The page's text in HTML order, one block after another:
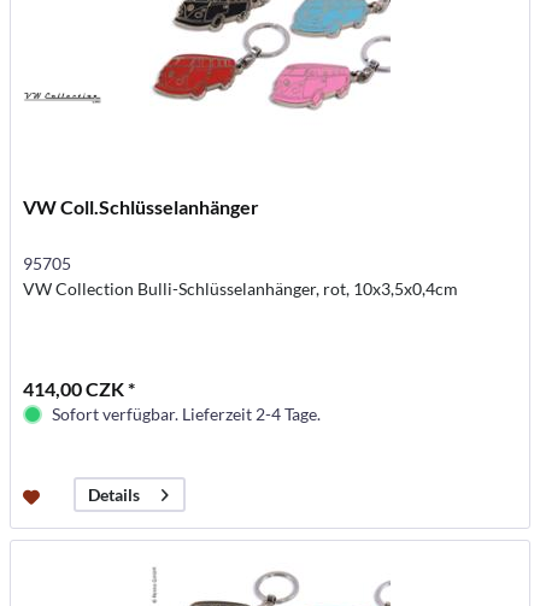
VW Coll.Schlüsselanhänger
95705
VW Collection Bulli-Schlüsselanhänger, rot, 10x3,5x0,4cm
414,00 CZK *
Sofort verfügbar. Lieferzeit 2-4 Tage.
Details